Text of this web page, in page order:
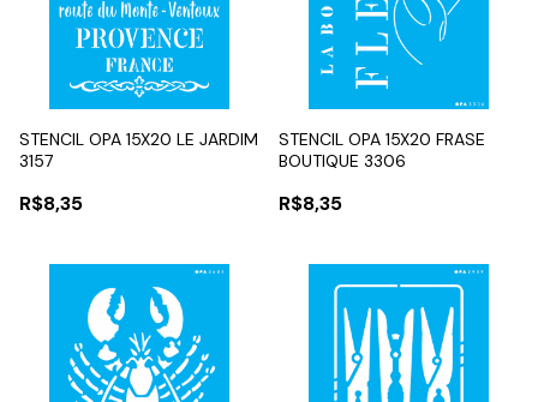
STENCIL OPA 15X20 LE JARDIM
3157
R$8,35
STENCIL OPA 15X20 FRASE
BOUTIQUE 3306
R$8,35